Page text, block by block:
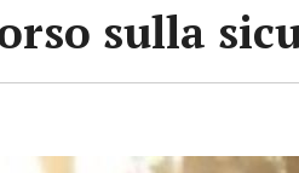
sulla